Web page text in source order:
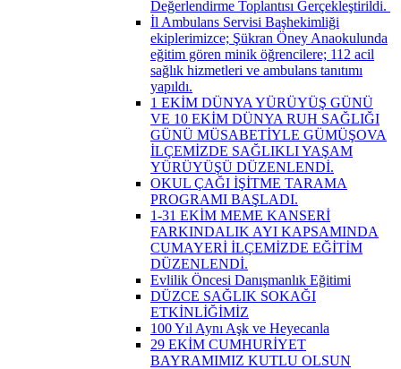
Değerlendirme Toplantısı Gerçekleştirildi. ​
İl Ambulans Servisi Başhekimliği
ekiplerimizce; Şükran Öney Anaokulunda
eğitim gören minik öğrencilere; 112 acil
sağlık hizmetleri ve ambulans tanıtımı
yapıldı.
1 EKİM DÜNYA YÜRÜYÜŞ GÜNÜ
VE 10 EKİM DÜNYA RUH SAĞLIĞI
GÜNÜ MÜSABETİYLE GÜMÜŞOVA
İLÇEMİZDE SAĞLIKLI YAŞAM
YÜRÜYÜŞÜ DÜZENLENDİ.
OKUL ÇAĞI İŞİTME TARAMA
PROGRAMI BAŞLADI.
1-31 EKİM MEME KANSERİ
FARKINDALIK AYI KAPSAMINDA
CUMAYERİ İLÇEMİZDE EĞİTİM
DÜZENLENDİ.
Evlilik Öncesi Danışmanlık Eğitimi
DÜZCE SAĞLIK SOKAĞI
ETKİNLİĞİMİZ
100 Yıl Aynı Aşk ve Heyecanla
29 EKİM CUMHURİYET
BAYRAMIMIZ KUTLU OLSUN